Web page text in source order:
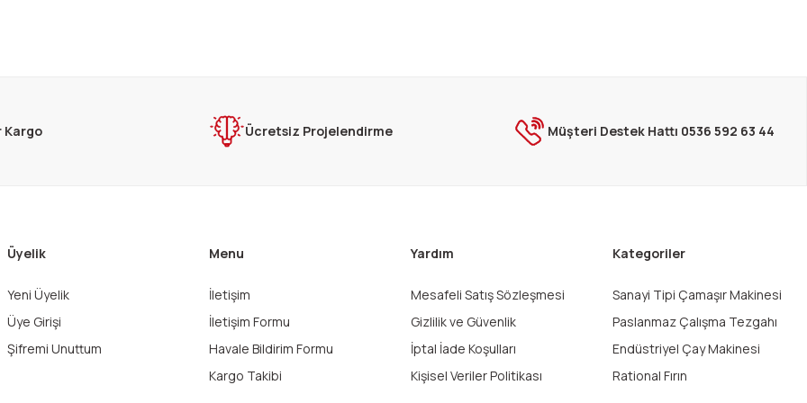
Gönder
Kargo Ücretsiz Projelendirme Müşteri Destek Hattı 0536 592 63 44
Üyelik
Yeni Üyelik
Üye Girişi
Şifremi Unuttum
Menu
İletişim
İletişim Formu
Havale Bildirim Formu
Kargo Takibi
Yardım
Mesafeli Satış Sözleşmesi
Gizlilik ve Güvenlik
İptal İade Koşulları
Kişisel Veriler Politikası
Kategoriler
Sanayi Tipi Çamaşır Makinesi
Paslanmaz Çalışma Tezgahı
Endüstriyel Çay Makinesi
Rational Fırın